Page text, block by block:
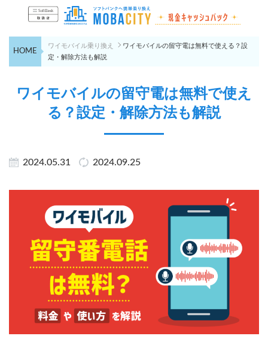
HOME
ワイモバイル乗り換え
ワイモバイルの留守電は無料で使える？設
定・解除方法も解説
ワイモバイルの留守電は無料で使え
る？設定・解除方法も解説
2024.05.31 2024.09.25